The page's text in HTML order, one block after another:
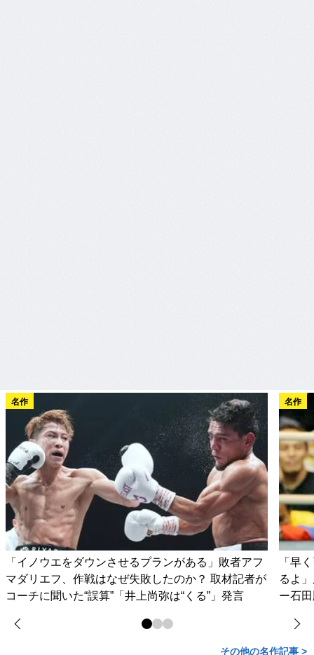
名作
「イノウエをダウンさせるプランがある」敗者アフ
マダリエフ、作戦はなぜ失敗したのか？ 取材記者が
コーチに聞いた“誤算”「井上尚弥は“くる”」発言
名作
「早
るよ
ー石
その他の名作記事 >